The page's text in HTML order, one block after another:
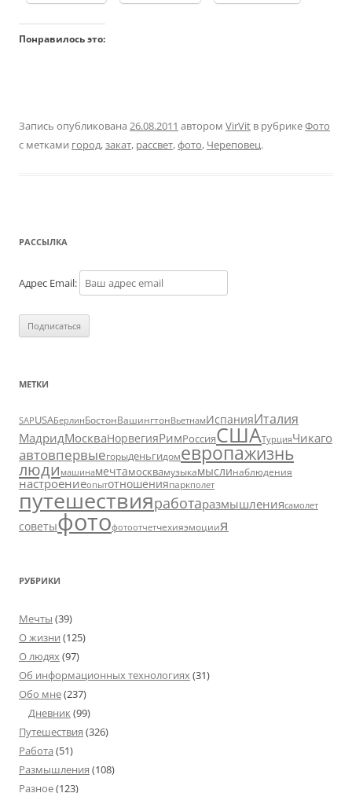
Понравилось это:
Запись опубликована 26.08.2011 автором VirVit в рубрикеФото
с метками город,закат, рассвет,фото, Череповец.
РАССЫЛКА
Адрес Email:
МЕТКИ
SAPUSAБерлинБостонВашингтонВьетнамИспанияИталия
МадридМоскваНорвегияРимРоссияСШАТурцияЧикаго
автовпервыегорыденьгидомевропажизнь
люди машинамечтамосквамузыкамыслинаблюдения
настроениеопытотношенияпаркполет
путешествияработаразмышлениясамолет
советыфотофотоотчетчехияэмоциия
РУБРИКИ
Мечты (39)
О жизни (125)
О людях(97)
Об информационных технологиях(31)
Обо мне(237)
Дневник(99)
Путешествия (326)
Работа (51)
Размышления (108)
Разное(123)